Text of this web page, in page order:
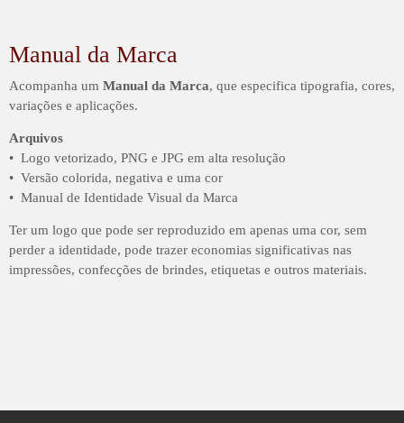
Manual da Marca
Acompanha um Manual da Marca, que especifica tipografia, cores,
variações e aplicações.
Arquivos
• Logo vetorizado, PNG e JPG em alta resolução
• Versão colorida, negativa e uma cor
• Manual de Identidade Visual da Marca
Ter um logo que pode ser reproduzido em apenas uma cor, sem
perder a identidade, pode trazer economias significativas nas
impressões, confecções de brindes, etiquetas e outros materiais.